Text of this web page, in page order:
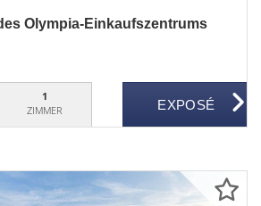
Olympia-Einkaufszentrums
1
ZIMMER